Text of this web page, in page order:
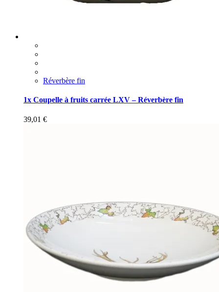
Réverbère fin
1x Coupelle à fruits carrée LXV – Réverbère fin
39,01 €